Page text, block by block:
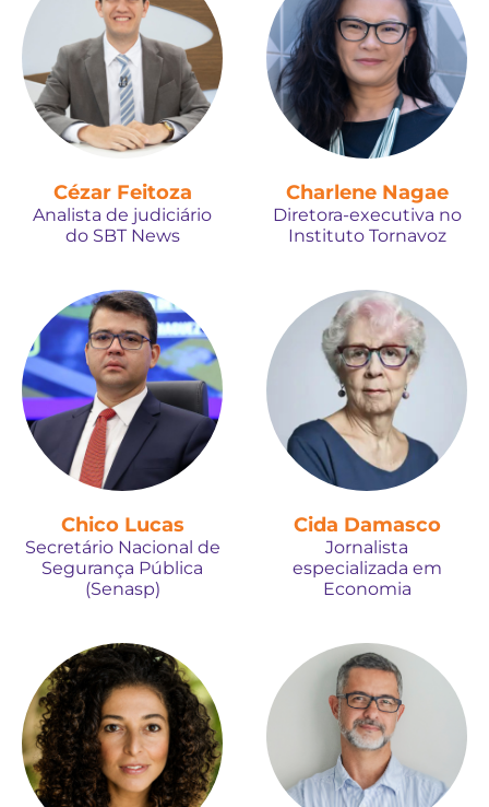
Cézar Feitoza
Analista de judiciário
do SBT News
Charlene Nagae
Diretora-executiva no
Instituto Tornavoz
Chico Lucas
Secretário Nacional de
Segurança Pública
(Senasp)
Cida Damasco
Jornalista
especializada em
Economia